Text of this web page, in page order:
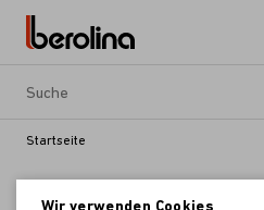
Startseite